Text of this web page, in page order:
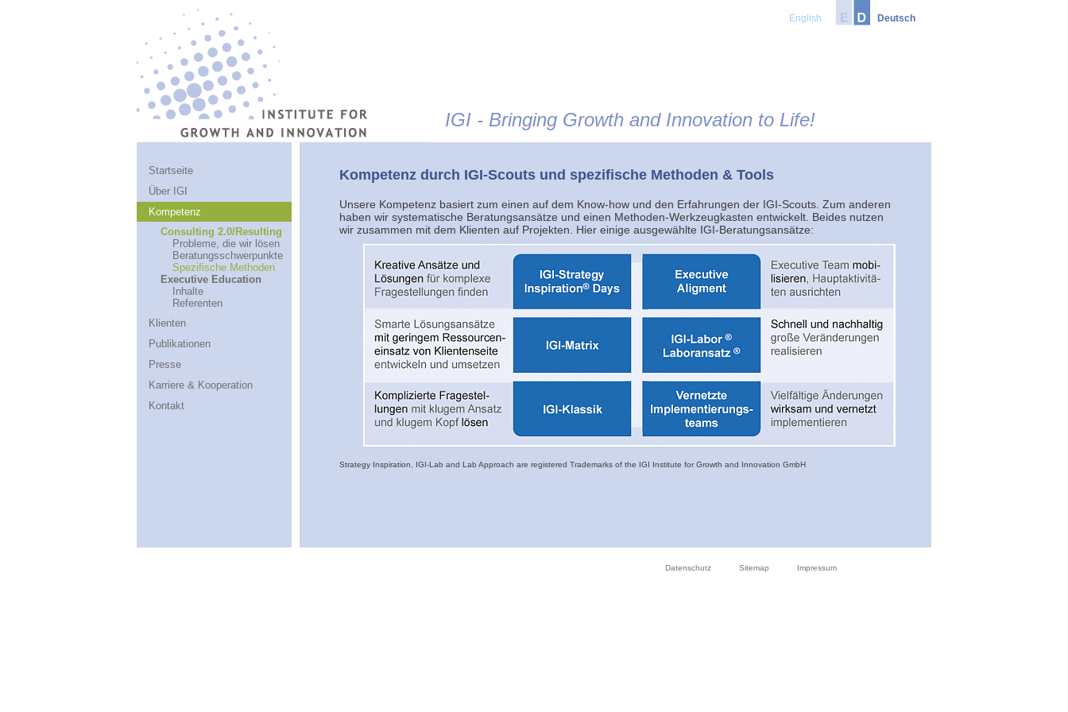
English Deutsch
IGI - Bringing Growth and Innovation to Life!
Kompetenz durch IGI-Scouts und spezifische Methoden & Tools
Unsere Kompetenz basiert zum einen auf dem Know-how und den Erfahrungen der IGI-Scouts. Zum anderen
haben wir systematische Beratungsansätze und einen Methoden-Werkzeugkasten entwickelt. Beides nutzen
wir zusammen mit dem Klienten auf Projekten. Hier einige ausgewählte IGI-Beratungsansätze:
Strategy Inspiration, IGI-Lab and Lab Approach are registered Trademarks of the IGI Institute for Growth and Innovation GmbH
Startseite
Über IGI
Kompetenz
Consulting 2.0/Resulting
Probleme, die wir lösen
Beratungsschwerpunkte
Spezifische Methoden
Executive Education
Inhalte
Referenten
Klienten
Publikationen
Presse
Karriere & Kooperation
Kontakt
Datenschutz Sitemap Impressum